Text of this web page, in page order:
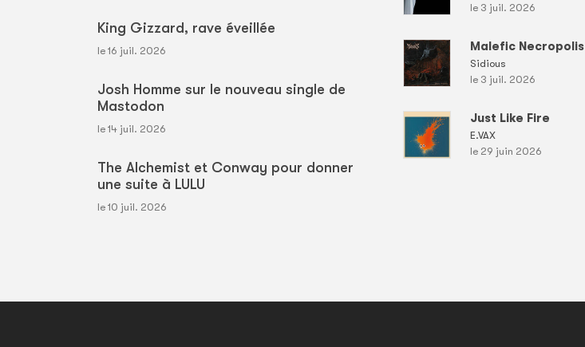
King Gizzard, rave éveillée
le 16 juil. 2026
Josh Homme sur le nouveau single de
Mastodon
le 14 juil. 2026
The Alchemist et Conway pour donner
une suite à LULU
le 10 juil. 2026
le 3 juil. 2026
Malefic Necropolis
Sidious
le 3 juil. 2026
Just Like Fire
E.VAX
le 29 juin 2026